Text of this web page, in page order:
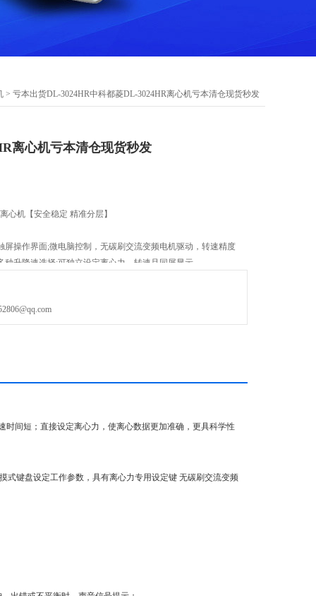
> 亏本出货DL-3024HR中科都菱DL-3024HR离心机亏本清仓现货秒发
离心机亏本清仓现货秒发
心机【安全稳定 精准分层】
屏操作界面;微电脑控制，无碳刷交流变频电机驱动，转速精度
种升降速选择;可独立设定离心力、转速且同屏显示
全、农产品检测
间短；直接设定离心力，使离心数据更加准确，更具科学性
式键盘设定工作参数，具有离心力专用设定键 无碳刷交流变频